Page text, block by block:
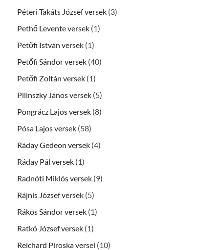
Péteri Takáts József versek (3)
Pethő Levente versek (1)
Petőfi István versek (1)
Petőfi Sándor versek (40)
Petőfi Zoltán versek (1)
Pilinszky János versek (5)
Pongrácz Lajos versek (8)
Pósa Lajos versek (58)
Ráday Gedeon versek (4)
Ráday Pál versek (1)
Radnóti Miklós versek (9)
Rájnis József versek (5)
Rákos Sándor versek (1)
Ratkó József versek (1)
Reichard Piroska versei (10)